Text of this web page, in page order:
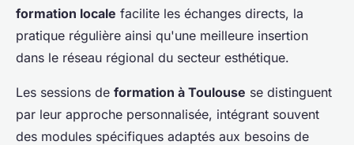
formation locale facilite les échanges directs, la
pratique régulière ainsi qu'une meilleure insertion
dans le réseau régional du secteur esthétique.
Les sessions de formation à Toulouse se distinguent
par leur approche personnalisée, intégrant souvent
des modules spécifiques adaptés aux besoins de